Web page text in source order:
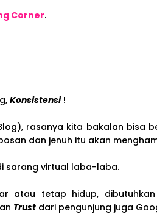
Corner.
Konsistensi!
rasanya kita bakalan bisa
dan jenuh itu akan
sarang virtual laba-laba.
atau tetap hidup,
Trust dari pengunjung juga